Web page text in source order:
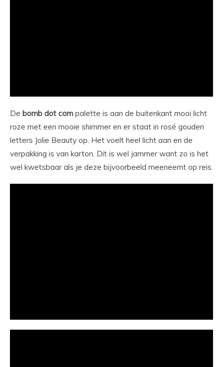
De bomb dot com palette is aan de buitenkant mooi licht
roze met een mooie shimmer en er staat in rosé gouden
letters Jolie Beauty op. Het voelt heel licht aan en de
verpakking is van karton. Dit is wel jammer want zo is het
wel kwetsbaar als je deze bijvoorbeeld meeneemt op reis.